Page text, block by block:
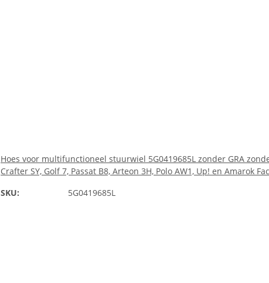
Hoes voor multifunctioneel stuurwiel 5G0419685L zonder GRA
Crafter SY, Golf 7, Passat B8, Arteon 3H, Polo AW1, Up! en Amarok
SKU:
5G0419685L